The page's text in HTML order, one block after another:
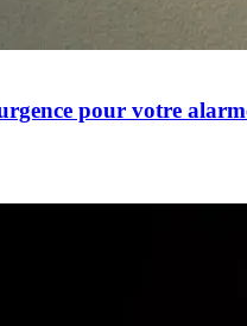
pour votre